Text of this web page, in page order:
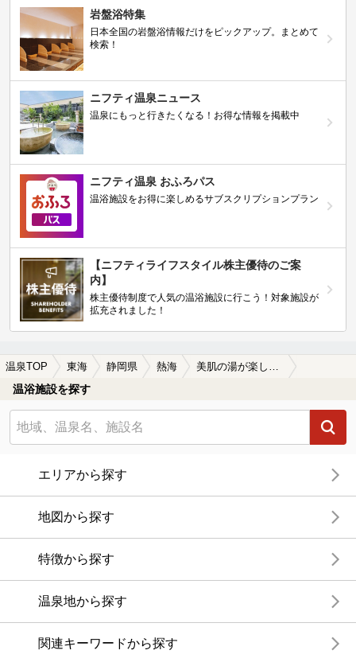
岩盤浴特集
日本全国の岩盤浴情報だけをピックアップ。まとめて
検索！
ニフティ温泉ニュース
温泉にもっと行きたくなる！お得な情報を掲載中
ニフティ温泉 おふろパス
温浴施設をお得に楽しめるサブスクリプションプラン
【ニフティライフスタイル株主優待のご案
内】
株主優待制度で人気の温浴施設に行こう！対象施設が
拡充されました！
温泉TOP 東海 静岡県 熱海 美肌の湯が楽しめる熱海の温泉、日帰り温泉、スーパー銭湯おすすめ
温浴施設を探す
エリアから探す
地図から探す
特徴から探す
温泉地から探す
関連キーワードから探す